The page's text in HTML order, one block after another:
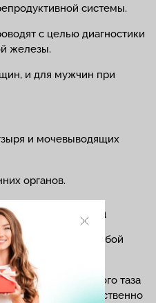
системы.
с целью диагностики
железы.
и для мужчин при
и мочевыводящих
органов.
малого таза
выполнять в любой
УЗИ органов малого таза
фаза цикла существенно